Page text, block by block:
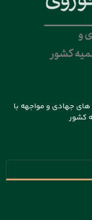
های جهادی و مواجهه با
کشور